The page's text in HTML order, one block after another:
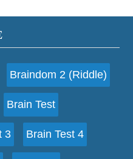
Braindom 2 (Riddle)
Brain Test
3 Brain Test 4